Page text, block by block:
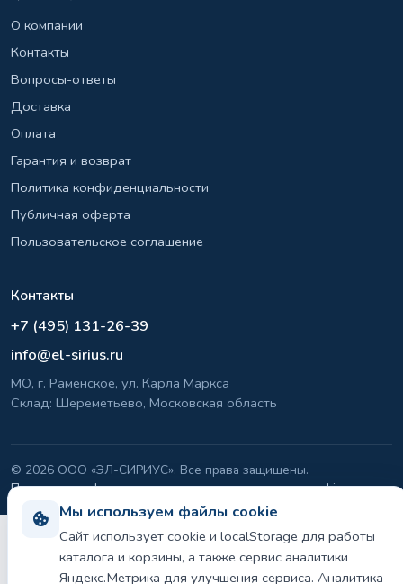
Мы используем файлы cookie
Сайт использует cookie и localStorage для работы
каталога и корзины, а также сервис аналитики
Яндекс.Метрика для улучшения сервиса. Аналитика
О компании
Контакты
Вопросы-ответы
Доставка
Оплата
Гарантия и возврат
Политика конфиденциальности
Публичная оферта
Пользовательское соглашение
Контакты
+7 (495) 131-26-39
info@el-sirius.ru
МО, г. Раменское, ул. Карла Маркса
Склад: Шереметьево, Московская область
© 2026 ООО «ЭЛ-СИРИУС». Все права защищены.
Политика конфиденциальности и использования cookie